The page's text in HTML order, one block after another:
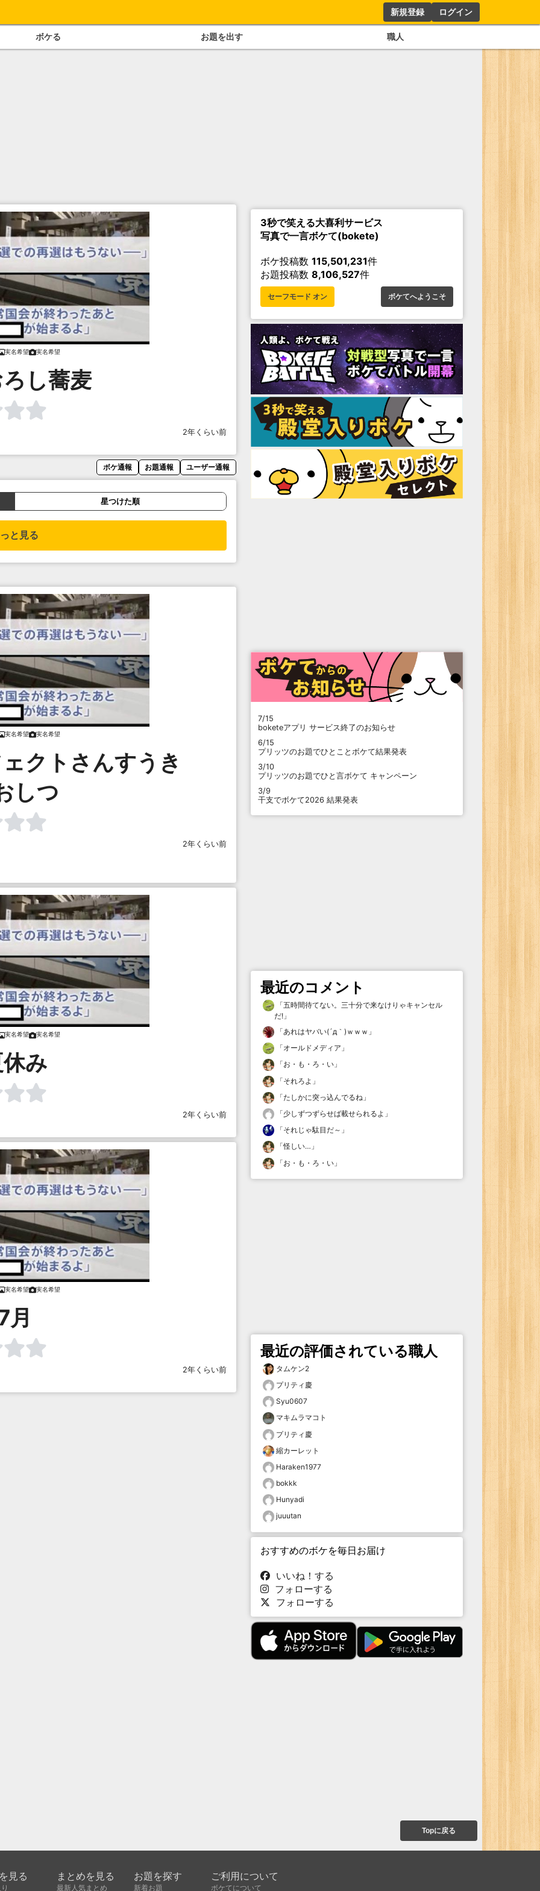
新規登録 ログイン
ボケる お題を出す 職人
実名希望 実名希望
し蕎麦
2年くらい前
ボケ通報 お題通報 ユーザー通報
星つけた順
と見る
実名希望 実名希望
クトさんすうき
しつ
2年くらい前
実名希望 実名希望
み
2年くらい前
実名希望 実名希望
月
2年くらい前
3秒で笑える大喜利サービス
写真で一言ボケて(bokete)
ボケ投稿数 115,501,231件
お題投稿数 8,106,527件
セーフモード オン ボケてへようこそ
7/15
boketeアプリ サービス終了のお知らせ
6/15
プリッツのお題でひとことボケて結果発表
3/10
プリッツのお題でひと言ボケて キャンペーン
3/9
干支でボケて2026 結果発表
最近のコメント
「五時間待てない。三十分で来なけりゃキャンセル
だ! 」
「あれはヤバい(´д｀)ｗｗｗ 」
「オールドメディア 」
「お・も・ろ・い 」
「それろよ 」
「たしかに突っ込んでるね 」
「少しずつずらせば載せられるよ 」
「それじゃ駄目だ～ 」
「怪しい… 」
「お・も・ろ・い 」
最近の評価されている職人
タムケン2
プリティ慶
Syu0607
マキムラマコト
プリティ慶
縮カーレット
Haraken1977
bokkk
Hunyadi
juuutan
おすすめのボケを毎日お届け
いいね！する
フォローする
フォローする
Topに戻る
見る まとめを見る
最新人気まとめ
お題を探す
新着お題
ご利用について
ボケてについて